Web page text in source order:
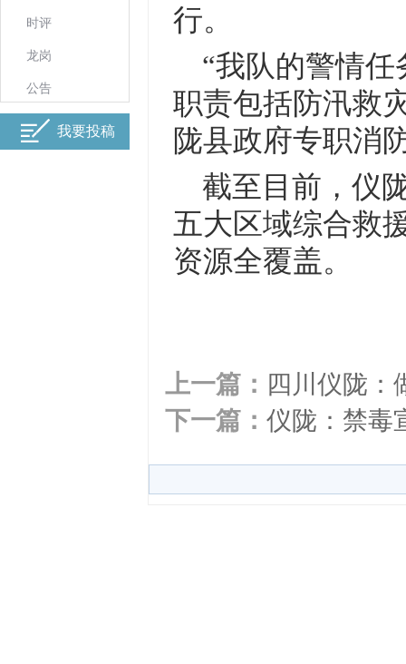
时评
龙岗
公告
我要投稿
行。
“我队的警情任
职责包括防汛救
陇县政府专职消
截至目前，仪
五大区域综合救
资源全覆盖。
上一篇： 四川仪陇：
下一篇： 仪陇：禁毒